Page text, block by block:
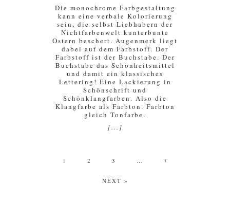
Die monochrome Farbgestaltung
kann eine verbale Kolorierung
sein, die selbst Liebhabern der
Nichtfarbenwelt kunterbunte
Ostern beschert. Augenmerk liegt
dabei auf dem Farbstoff. Der
Farbstoff ist der Buchstabe. Der
Buchstabe das Schönheitsmittel
und damit ein klassisches
Lettering! Eine Lackierung in
Schönschrift und
Schönklangfarben. Also die
Klangfarbe als Farbton. Farbton
gleich Tonfarbe.
[...]
1 2 3 … 7
NEXT »